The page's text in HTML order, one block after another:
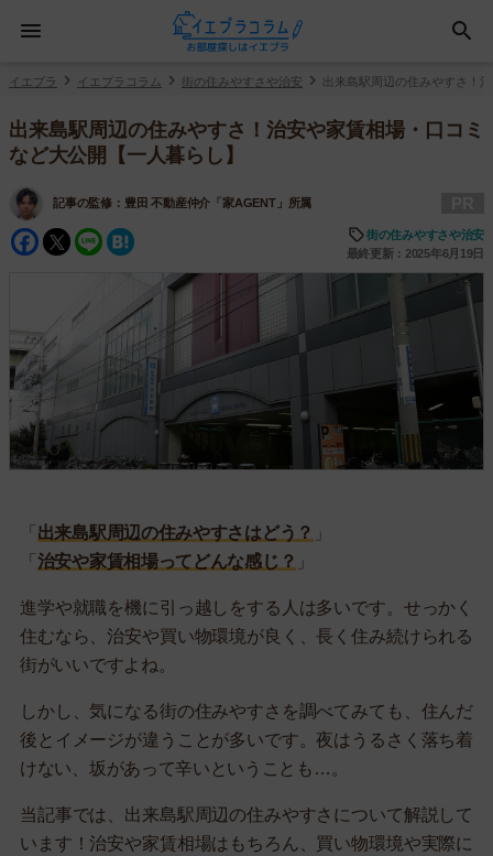
イエプラ イエプラコラム 街の住みやすさや治安 出来島駅周辺の住みやすさ！
出来島駅周辺の住みやすさ！治安や家賃相場・口コミ
など大公開【一人暮らし】
記事の監修： 豊田 不動産仲介「家AGENT」所属
Facebook
Twitter
Line
街の住みやすさや治安
最終更新：2025年6月19日
「 出来島駅周辺の住みやすさはどう？ 」
「 治安や家賃相場ってどんな感じ？ 」
進学や就職を機に引っ越しをする人は多いです。せっかく
住むなら、治安や買い物環境が良く、長く住み続けられる
街がいいですよね。
しかし、気になる街の住みやすさを調べてみても、住んだ
後とイメージが違うことが多いです。夜はうるさく落ち着
けない、坂があって辛いということも…。
当記事では、出来島駅周辺の住みやすさについて解説して
います！治安や家賃相場はもちろん、買い物環境や実際に